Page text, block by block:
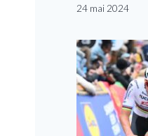
24 mai 2024